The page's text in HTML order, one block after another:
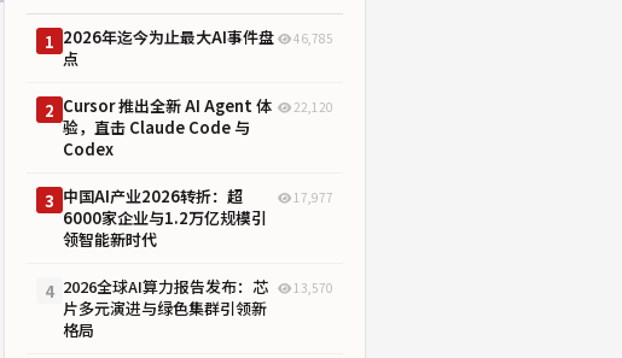
1 2026年迄今为止最大AI事件盘
点
46,785
2 Cursor 推出全新 AI Agent 体
验，直击 Claude Code 与
Codex
22,120
3 中国AI产业2026转折：超
6000家企业与1.2万亿规模引
领智能新时代
17,977
4 2026全球AI算力报告发布：芯
片多元演进与绿色集群引领新
格局
13,570